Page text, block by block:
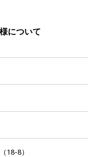
について
18-8）